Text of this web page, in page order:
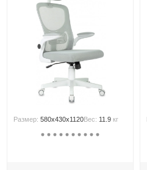
Размер:580x430x1120Вес: 11.9 кг